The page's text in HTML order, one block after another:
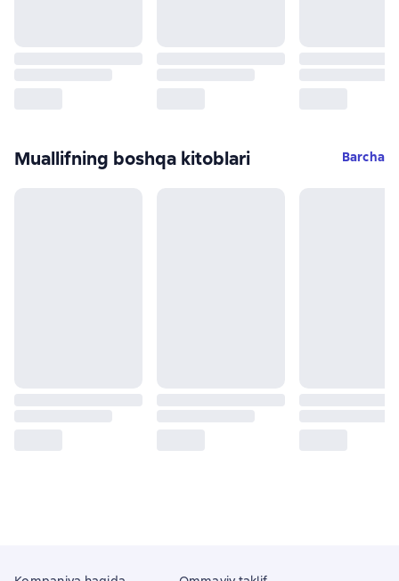
Muallifning boshqa kitoblari Barcha